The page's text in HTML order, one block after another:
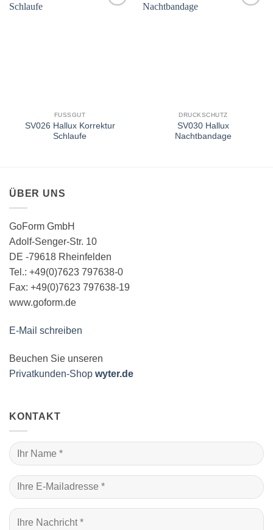
FUSSGUT
SV026 Hallux Korrektur
Schlaufe
DRUCKSCHUTZ
SV030 Hallux
Nachtbandage
ÜBER UNS
GoForm GmbH
Adolf-Senger-Str. 10
DE -79618 Rheinfelden
Tel.: +49(0)7623 797638-0
Fax: +49(0)7623 797638-19
www.goform.de
E-Mail schreiben
Beuchen Sie unseren
Privatkunden-Shop wyter.de
KONTAKT